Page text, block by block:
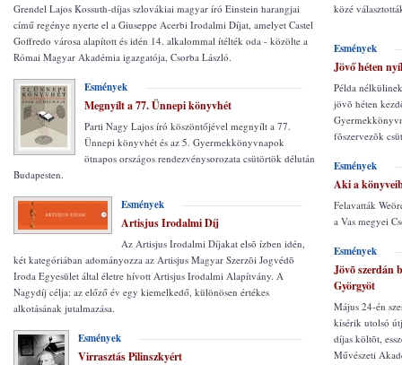
Grendel Lajos Kossuth-díjas szlovákiai magyar író Einstein harangjai
című regénye nyerte el a Giuseppe Acerbi Irodalmi Díjat, amelyet Castel
Goffredo városa alapított és idén 14. alkalommal ítélték oda - közölte a
Római Magyar Akadémia igazgatója, Csorba László.
Esmények
Megnyílt a 77. Ünnepi könyvhét
Parti Nagy Lajos író köszöntőjével megnyílt a 77.
Ünnepi könyvhét és az 5. Gyermekkönyvnapok
ötnapos országos rendezvénysorozata csütörtök délután
Budapesten.
Esmények
Artisjus Irodalmi Díj
Az Artisjus Irodalmi Díjakat elsõ ízben idén,
két kategóriában adományozza az Artisjus Magyar Szerzõi Jogvédõ
Iroda Egyesület által életre hívott Artisjus Irodalmi Alapítvány. A
Nagydíj célja: az előző év egy kiemelkedő, különösen értékes
alkotásának jutalmazása.
Esmények
Virrasztás Pilinszkyért
közé
Esmények
Jövő héten
Példa
jövõ héten
fõszervezõk
Esmények
Aki a
Felavatták
a Vas megyei
Esmények
Jövõ szerdán
Györgyöt
Május 24-én
kísérik utolsó
díjas költõt,
Művészeti